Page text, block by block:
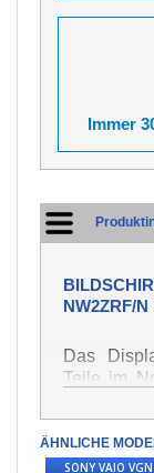
Immer
NW2ZRF/N
Das
Teile im
auf
Er dient
Bildern in
seiner
ÄHNLICHE
SONY VAIO